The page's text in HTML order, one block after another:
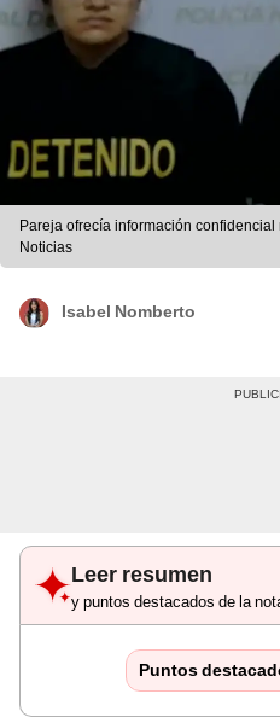
Pareja ofrecía información
Noticias
Isabel Nomberto
Leer resumen
y puntos destacados de la
Puntos